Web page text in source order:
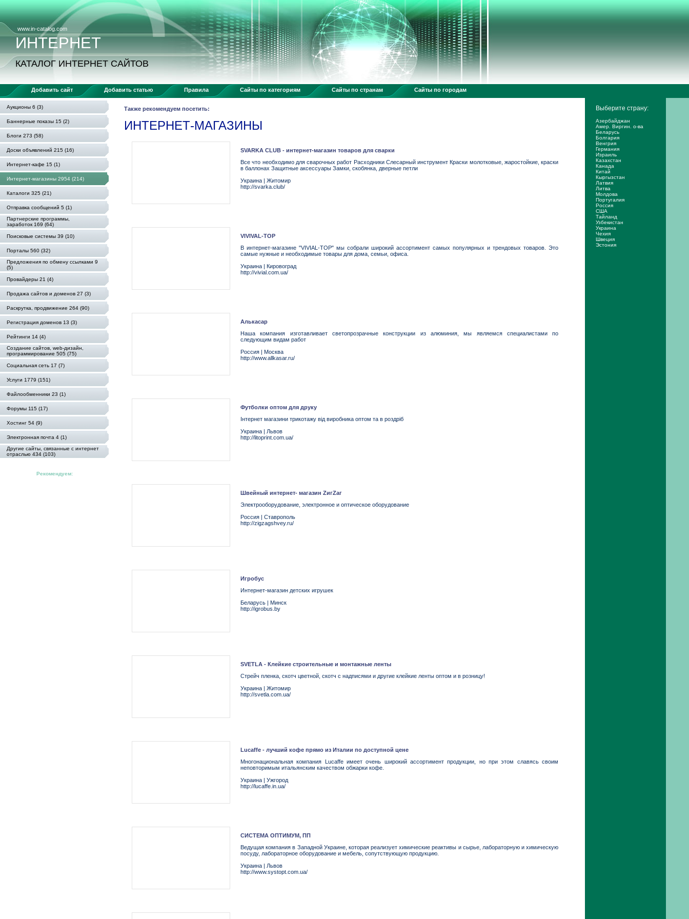
www.in-catalog.com
ИНТЕРНЕТ
КАТАЛОГ ИНТЕРНЕТ САЙТОВ
Добавить сайт Добавить статью Правила Сайты по категориям Сайты по странам Сайты по городам
Аукционы 6 (3)
Баннерные показы 15 (2)
Блоги 273 (58)
Доски объявлений 215 (16)
Интернет-кафе 15 (1)
Интернет-магазины 2954 (214)
Каталоги 325 (21)
Отправка сообщений 5 (1)
Партнерские программы,
заработок 169 (64)
Поисковые системы 39 (10)
Порталы 560 (32)
Предложения по обмену ссылками 9
(5)
Провайдеры 21 (4)
Продажа сайтов и доменов 27 (3)
Раскрутка, продвижение 264 (90)
Регистрация доменов 13 (3)
Рейтинги 14 (4)
Создание сайтов, web-дизайн,
программирование 505 (75)
Социальная сеть 17 (7)
Услуги 1779 (151)
Файлообменники 23 (1)
Форумы 115 (17)
Хостинг 54 (9)
Электронная почта 4 (1)
Другие сайты, связанные с интернет
отраслью 434 (103)
Рекомендуем:
Также рекомендуем посетить:
ИНТЕРНЕТ-МАГАЗИНЫ
SVARKA CLUB - интернет-магазин товаров для сварки
Все что необходимо для сварочных работ Расходники Слесарный инструмент Краски молотковые, жаростойкие, краски
в баллонах Защитные аксессуары Замки, скобянка, дверные петли
Украина | Житомир
http://svarka.club/
VIVIVAL-TOP
В интернет-магазине "VIVIAL-TOP" мы собрали широкий ассортимент самых популярных и трендовых товаров. Это
самые нужные и необходимые товары для дома, семьи, офиса.
Украина | Кировоград
http://vivial.com.ua/
Алькасар
Наша компания изготавливает светопрозрачные конструкции из алюминия, мы являемся специалистами по
следующим видам работ
Россия | Москва
http://www.allkasar.ru/
Футболки оптом для друку
Інтернет магазини трикотажу від виробника оптом та в роздріб
Украина | Львов
http://litoprint.com.ua/
Швейный интернет- магазин ZигZаг
Электрооборудование, электронное и оптическое оборудование
Россия | Ставрополь
http://zigzagshvey.ru/
Игробус
Интернет-магазин детских игрушек
Беларусь | Минск
http://igrobus.by
SVETLA - Клейкие строительные и монтажные ленты
Стрейч пленка, скотч цветной, скотч с надписями и другие клейкие ленты оптом и в розницу!
Украина | Житомир
http://svetla.com.ua/
Lucaffe - лучший кофе прямо из Италии по доступной цене
Многонациональная компания Lucaffe имеет очень широкий ассортимент продукции, но при этом славясь своим
неповторимым итальянским качеством обжарки кофе.
Украина | Ужгород
http://lucaffe.in.ua/
СИСТЕМА ОПТИМУМ, ПП
Ведущая компания в Западной Украине, которая реализует химические реактивы и сырье, лабораторную и химическую
посуду, лабораторное оборудование и мебель, сопутствующую продукцию.
Украина | Львов
http://www.systopt.com.ua/
Выберите страну:
Азербайджан
Амер. Виргин. о-ва
Беларусь
Болгария
Венгрия
Германия
Израиль
Казахстан
Канада
Китай
Кыргызстан
Латвия
Литва
Молдова
Португалия
Россия
США
Тайланд
Узбекистан
Украина
Чехия
Швеция
Эстония